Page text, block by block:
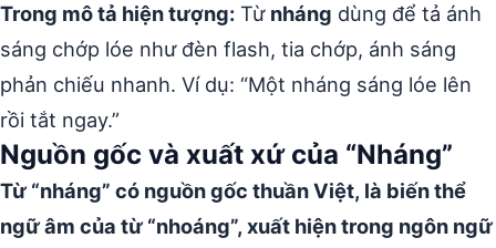
Trong mô tả hiện tượng: Từ nháng dùng để tả ánh
sáng chớp lóe như đèn flash, tia chớp, ánh sáng
phản chiếu nhanh. Ví dụ: “Một nháng sáng lóe lên
rồi tắt ngay.”
Nguồn gốc và xuất xứ của “Nháng”
Từ “nháng” có nguồn gốc thuần Việt, là biến thể
ngữ âm của từ “nhoáng”, xuất hiện trong ngôn ngữ